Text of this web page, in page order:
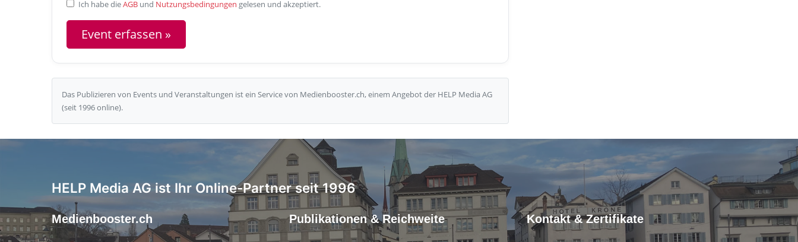
Ich habe dieAGB und Nutzungsbedingungen gelesen und akzeptiert.
Das Publizieren von Events und Veranstaltungen ist ein Service von Medienbooster.ch, einem Angebot der HELP Media AG
(seit 1996 online).
HELP Media AG ist Ihr Online-Partner seit 1996
Medienbooster.ch Publikationen & Reichweite Kontakt & Zertifikate